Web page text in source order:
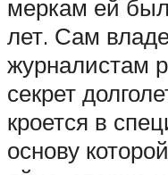
меркам ей
лет. Сам
журналистам
секрет
кроется в
основу